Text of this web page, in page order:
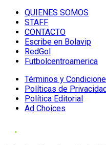
QUIENES SOMOS
STAFF
CONTACTO
Escribe en Bolavip
RedGol
Futbolcentroamerica
Términos y
Políticas de
Política Editorial
Ad Choices